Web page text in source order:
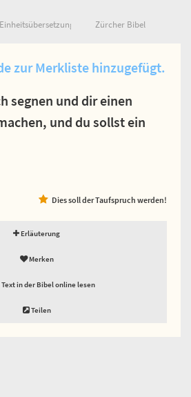
Einheitsübersetzung Zürcher Bibel
zur Merkliste hinzugefügt.
segnen und dir einen
und du sollst ein
Dies soll der Taufspruch werden!
Erläuterung
Merken
Text in der Bibel online lesen
Teilen